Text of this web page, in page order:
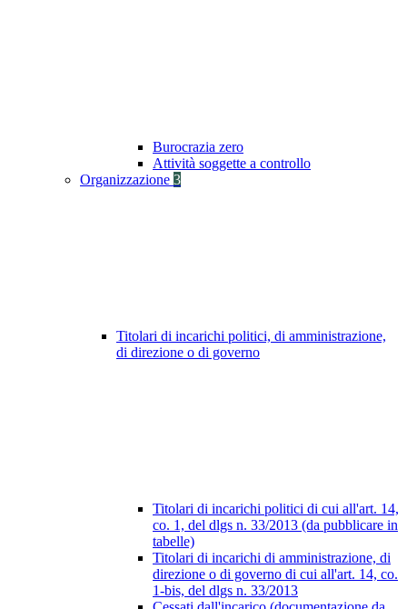
Burocrazia zero
Attività soggette a controllo
Organizzazione 3
Titolari di incarichi politici, di amministrazione,
di direzione o di governo
Titolari di incarichi politici di cui all'art. 14,
co. 1, del dlgs n. 33/2013 (da pubblicare in
tabelle)
Titolari di incarichi di amministrazione, di
direzione o di governo di cui all'art. 14, co.
1-bis, del dlgs n. 33/2013